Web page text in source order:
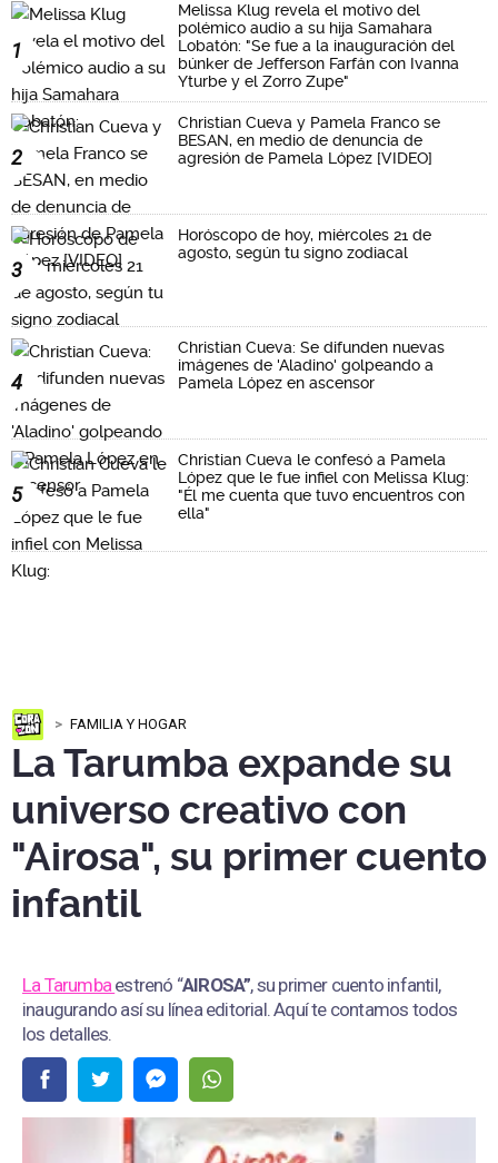
1
Melissa Klug revela el motivo del
polémico audio a su hija Samahara
Lobatón: "Se fue a la inauguración del
búnker de Jefferson Farfán con Ivanna
Yturbe y el Zorro Zupe"
2
Christian Cueva y Pamela Franco se
BESAN, en medio de denuncia de
agresión de Pamela López [VIDEO]
3
Horóscopo de hoy, miércoles 21 de
agosto, según tu signo zodiacal
4
Christian Cueva: Se difunden nuevas
imágenes de 'Aladino' golpeando a
Pamela López en ascensor
5
Christian Cueva le confesó a Pamela
López que le fue infiel con Melissa Klug:
"Él me cuenta que tuvo encuentros con
ella"
FAMILIA Y HOGAR
La Tarumba expande su
universo creativo con
"Airosa", su primer cuento
infantil
La Tarumbaestrenó “AIROSA”, su primer cuento infantil,
inaugurando así su línea editorial. Aquí te contamos todos
los detalles.